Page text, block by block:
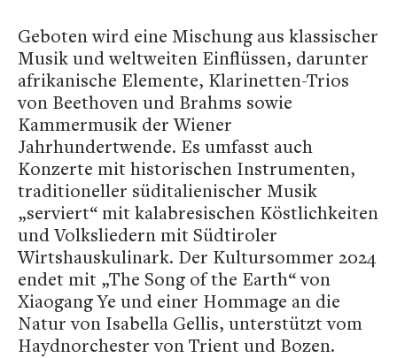
Geboten wird eine Mischung aus klassischer
Musik und weltweiten Einflüssen, darunter
afrikanische Elemente, Klarinetten-Trios
von Beethoven und Brahms sowie
Kammermusik der Wiener
Jahrhundertwende. Es umfasst auch
Konzerte mit historischen Instrumenten,
traditioneller süditalienischer Musik
„serviert“ mit kalabresischen Köstlichkeiten
und Volksliedern mit Südtiroler
Wirtshauskulinark. Der Kultursommer 2024
endet mit „The Song of the Earth“ von
Xiaogang Ye und einer Hommage an die
Natur von Isabella Gellis, unterstützt vom
Haydnorchester von Trient und Bozen.